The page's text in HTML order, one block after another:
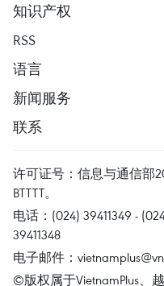
知识产权
RSS
语言
新闻服务
联系
许可证号：信息与通信部
BTTTT。
电话：(024) 39411349 -
39411348
电子邮件：
©版权属于VietnamPlus、